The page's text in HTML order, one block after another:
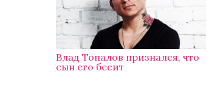
Влад Топалов признался, что
сын его бесит